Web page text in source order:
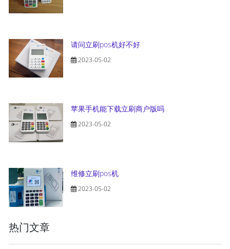
请问立刷pos机好不好
2023-05-02
苹果手机能下载立刷商户版吗
2023-05-02
维修立刷pos机
2023-05-02
热门文章